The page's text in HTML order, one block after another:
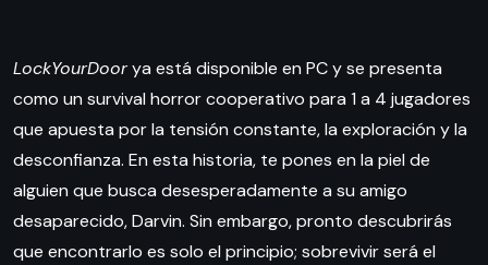
LockYourDoorya está disponible en PC y se presenta
como un survival horror cooperativo para 1 a 4 jugadores
que apuesta por la tensión constante, la exploración y la
desconfianza. En esta historia, te pones en la piel de
alguien que busca desesperadamente a su amigo
desaparecido, Darvin. Sin embargo, pronto descubrirás
que encontrarlo es solo el principio; sobrevivir será el